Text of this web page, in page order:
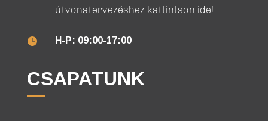
útvonatervezéshez kattintson ide!
 H-P: 09:00-17:00
CSAPATUNK